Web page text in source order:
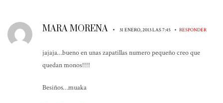
MARA MORENA • 31 ENERO, 2013 LAS 7:45 • RESPONDER
jajaja…bueno en unas zapatillas numero pequeño creo que
quedan monos!!!!
Besiños…muaka